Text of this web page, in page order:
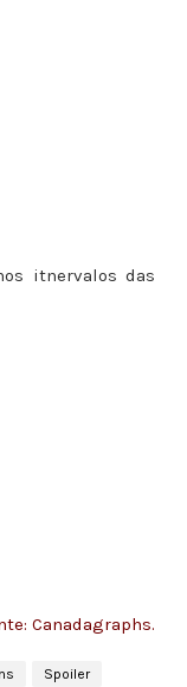
itnervalos das
Canadagraphs.
Spoiler